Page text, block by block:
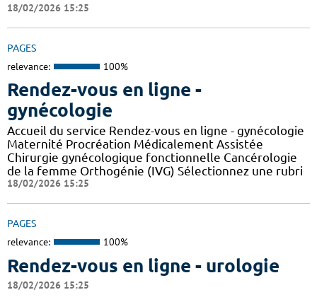
18/02/2026 15:25
PAGES
relevance: 100%
Rendez-vous en ligne -
gynécologie
Accueil du service Rendez-vous en ligne - gynécologie
Maternité Procréation Médicalement Assistée
Chirurgie gynécologique fonctionnelle Cancérologie
de la femme Orthogénie (IVG) Sélectionnez une rubri
18/02/2026 15:25
PAGES
relevance: 100%
Rendez-vous en ligne - urologie
18/02/2026 15:25